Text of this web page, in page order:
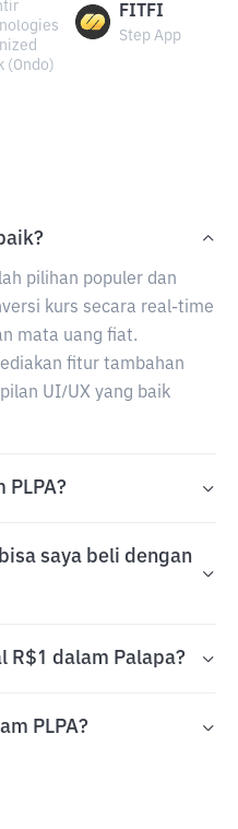
(Ondo)
FITFI
Step App
pilihan populer dan
kurs secara real-time
mata uang fiat.
fitur tambahan
UI/UX yang baik
PLPA?
saya beli dengan
R$1 dalam Palapa?
PLPA?